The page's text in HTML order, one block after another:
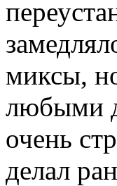
миксы,
любыми
очень
делал